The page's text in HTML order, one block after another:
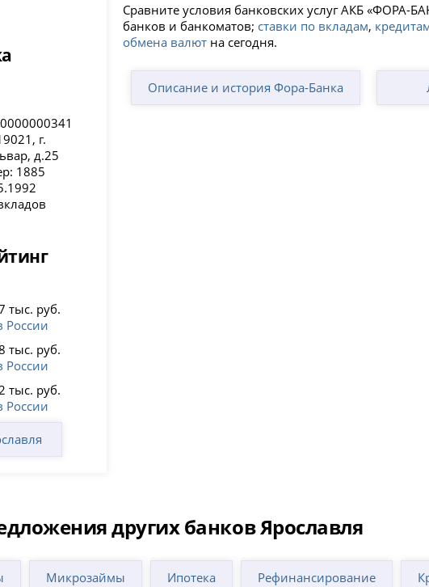
г.
д.25
1885
тыс. руб.
России
тыс. руб.
России
тыс. руб.
России
Сравните условия банковских услуг АКБ «ФОРА-
банков и банкоматов; ставки по вкладам,
обмена валют на сегодня.
Описание и история Фора-Банка
других банков Ярославля
Микрозаймы Ипотека Рефинансирование